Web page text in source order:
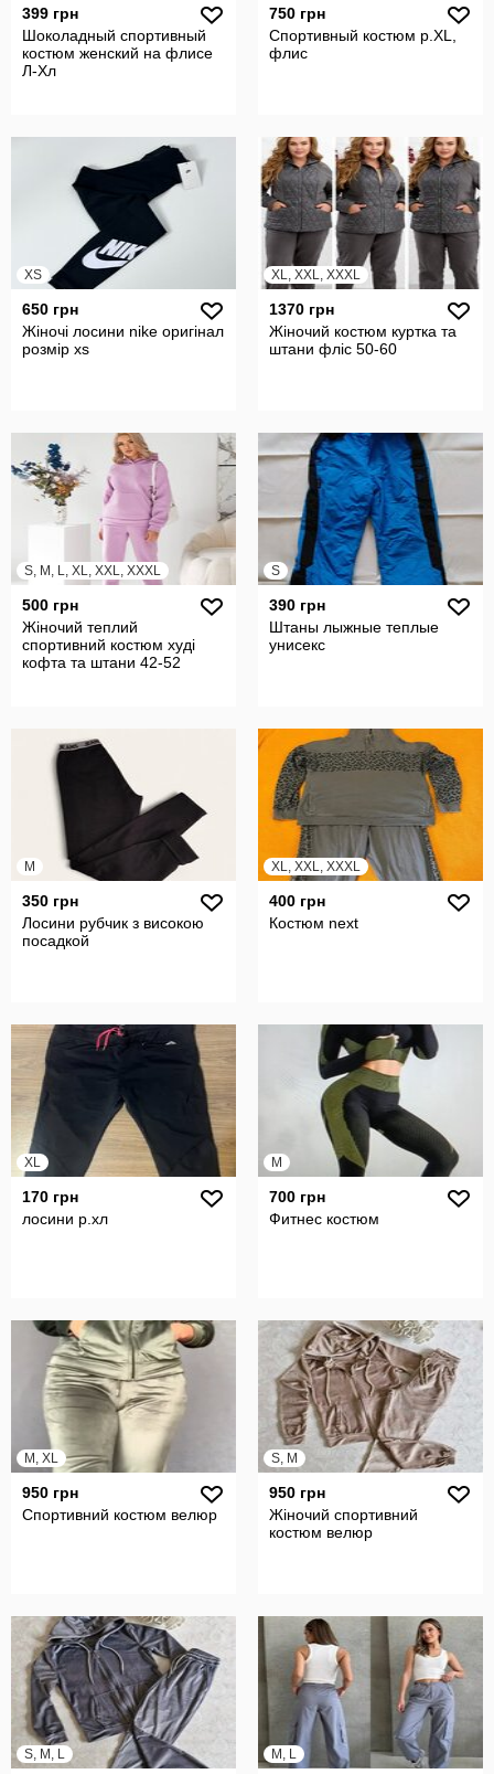
399 грн
Шоколадный спортивный
костюм женский на флисе
Л-Хл
750 грн
Спортивный костюм р.XL,
флис
XS
650 грн
Жіночі лосини nike оригінал
розмір xs
XL, XXL, XXXL
1370 грн
Жіночий костюм куртка та
штани фліс 50-60
S, M, L, XL, XXL, XXXL
500 грн
Жіночий теплий
спортивний костюм худі
кофта та штани 42-52
S
390 грн
Штаны лыжные теплые
унисекс
M
350 грн
Лосини рубчик з високою
посадкой
XL, XXL, XXXL
400 грн
Костюм next
XL
170 грн
лосини р.хл
M
700 грн
Фитнес костюм
M, XL
950 грн
Спортивний костюм велюр
S, M
950 грн
Жіночий спортивний
костюм велюр
S, M, L M, L